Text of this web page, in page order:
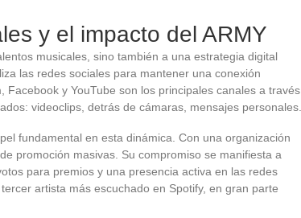
y el impacto del ARMY
musicales, sino también a una estrategia digital
las redes sociales para mantener una conexión
Facebook y YouTube son los principales canales a través
videoclips, detrás de cámaras, mensajes personales.
fundamental en esta dinámica. Con una organización
promoción masivas. Su compromiso se manifiesta a
para premios y una presencia activa en las redes
artista más escuchado en Spotify, en gran parte